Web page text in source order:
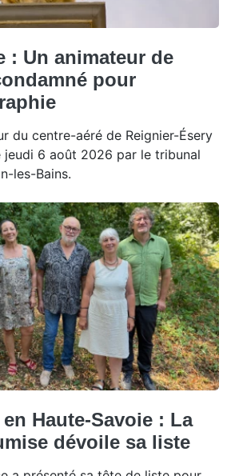
: Un animateur de
pour
du centre-aéré de Reignier-Ésery
jeudi 6 août 2026 par le tribunal
les-Bains.
Haute-Savoie : La
dévoile sa liste